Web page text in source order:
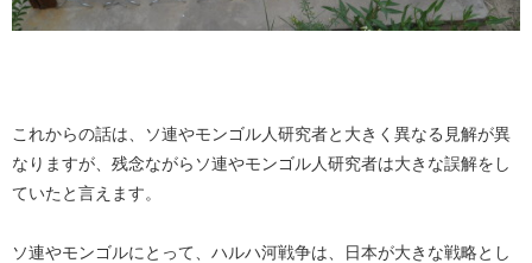
これからの話は、ソ連やモンゴル人研究者と大きく異なる見解が異
なりますが、残念ながらソ連やモンゴル人研究者は大きな誤解をし
ていたと言えます。
ソ連やモンゴルにとって、ハルハ河戦争は、日本が大きな戦略とし